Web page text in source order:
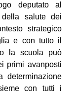
deputato al
salute dei
strategico
e con tutto il
la scuola può
primi avanposti
con tutti i